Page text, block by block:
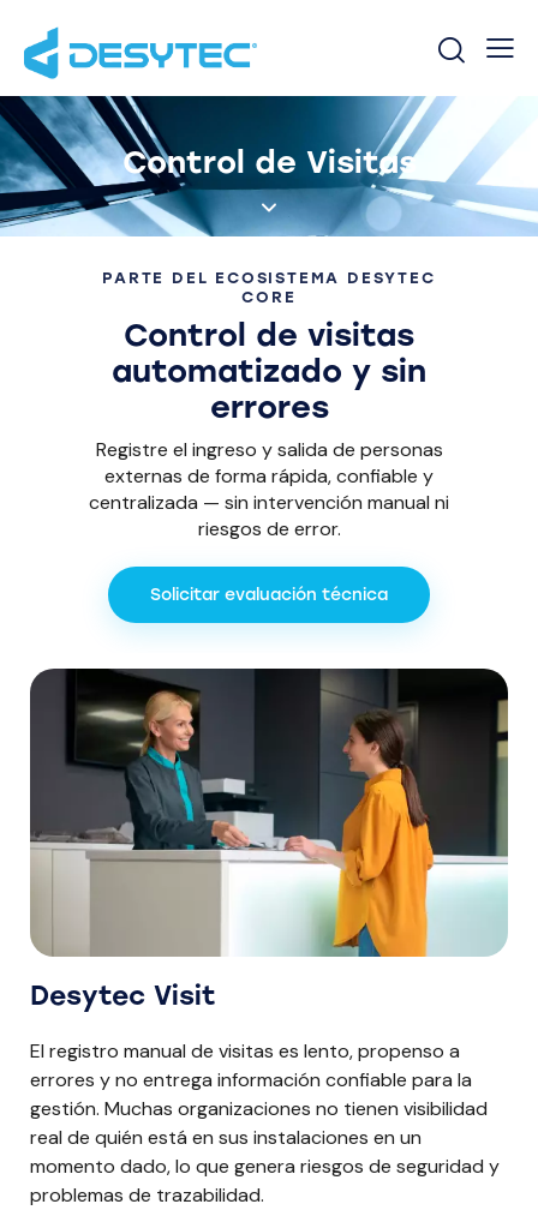
Control de Visitas
PARTE DEL ECOSISTEMA DESYTEC
CORE
Control de visitas
automatizado y sin
errores
Registre el ingreso y salida de personas
externas de forma rápida, confiable y
centralizada — sin intervención manual ni
riesgos de error.
Solicitar evaluación técnica
Desytec Visit
El registro manual de visitas es lento, propenso a
errores y no entrega información confiable para la
gestión. Muchas organizaciones no tienen visibilidad
real de quién está en sus instalaciones en un
momento dado, lo que genera riesgos de seguridad y
problemas de trazabilidad.